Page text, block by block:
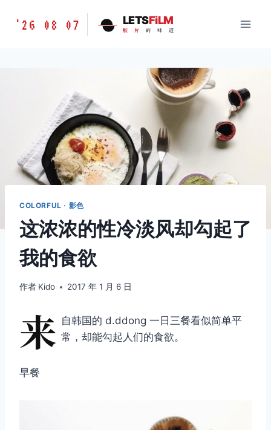
胶
LETSFILM
'26 08 07 LETSFiLM
胶 片 的 味 道
COLORFUL · 影色
这浓浓的性冷淡风却勾起了
我的食欲
作者 Kido 2017 年 1 月 6 日
来 自韩国的 d.ddong 一日三餐看似简单平
常，却能勾起人们的食欲。
早餐